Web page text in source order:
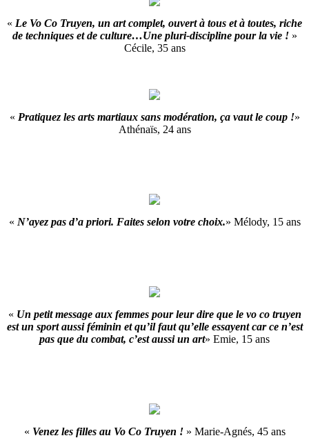
« Le Vo Co Truyen, un art complet, ouvert à tous et à toutes, riche
de techniques et de culture…Une pluri-discipline pour la vie !»
Cécile, 35 ans
« Pratiquez les arts martiaux sans modération, ça vaut le coup !»
Athénaïs, 24 ans
« N’ayez pas d’a priori. Faites selon votre choix.» Mélody, 15 ans
« Un petit message aux femmes pour leur dire que le vo co truyen
est un sport aussi féminin et qu’il faut qu’elle essayent car ce n’est
pas que du combat, c’est aussi un art» Emie, 15 ans
« Venez les filles au Vo Co Truyen ! » Marie-Agnés, 45 ans